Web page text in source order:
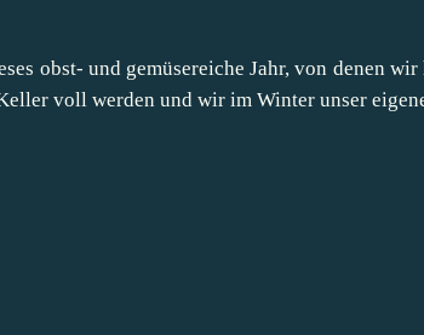
obst- und gemüsereiche Jahr, von denen
voll werden und wir im Winter unser